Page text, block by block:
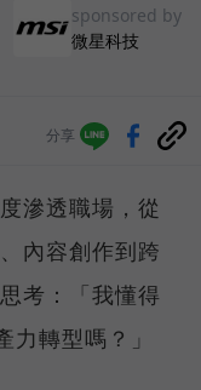
sponsored by
微星科技
分享
滲透職場，從
內容創作到跨
考：「我懂得
轉型嗎？」